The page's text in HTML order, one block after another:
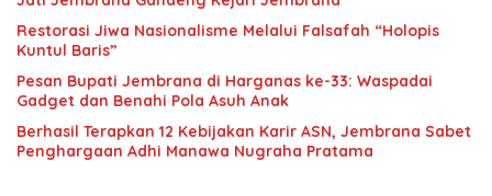
Restorasi Jiwa Nasionalisme Melalui Falsafah “Holopis
Kuntul Baris”
Pesan Bupati Jembrana di Harganas ke-33: Waspadai
Gadget dan Benahi Pola Asuh Anak
Berhasil Terapkan 12 Kebijakan Karir ASN, Jembrana Sabet
Penghargaan Adhi Manawa Nugraha Pratama